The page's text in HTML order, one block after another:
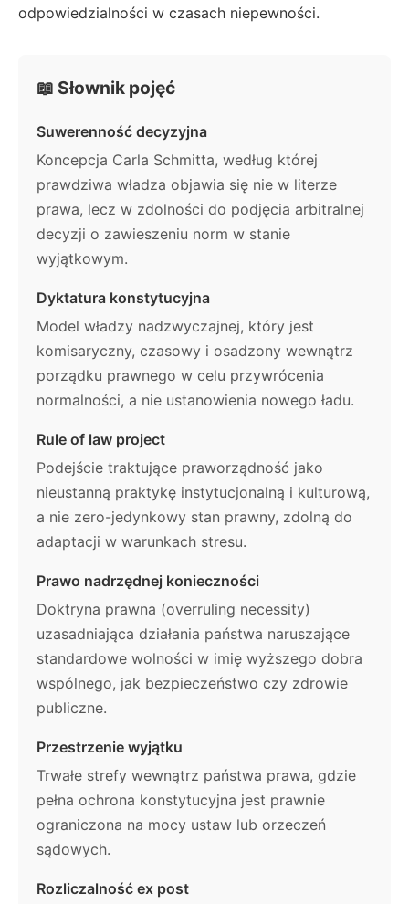
odpowiedzialności w czasach niepewności.
📖 Słownik pojęć
Suwerenność decyzyjna
Koncepcja Carla Schmitta, według której
prawdziwa władza objawia się nie w literze
prawa, lecz w zdolności do podjęcia arbitralnej
decyzji o zawieszeniu norm w stanie
wyjątkowym.
Dyktatura konstytucyjna
Model władzy nadzwyczajnej, który jest
komisaryczny, czasowy i osadzony wewnątrz
porządku prawnego w celu przywrócenia
normalności, a nie ustanowienia nowego ładu.
Rule of law project
Podejście traktujące praworządność jako
nieustanną praktykę instytucjonalną i kulturową,
a nie zero-jedynkowy stan prawny, zdolną do
adaptacji w warunkach stresu.
Prawo nadrzędnej konieczności
Doktryna prawna (overruling necessity)
uzasadniająca działania państwa naruszające
standardowe wolności w imię wyższego dobra
wspólnego, jak bezpieczeństwo czy zdrowie
publiczne.
Przestrzenie wyjątku
Trwałe strefy wewnątrz państwa prawa, gdzie
pełna ochrona konstytucyjna jest prawnie
ograniczona na mocy ustaw lub orzeczeń
sądowych.
Rozliczalność ex post